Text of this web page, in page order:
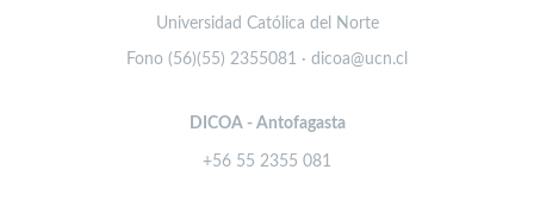
Universidad Católica del Norte
Fono (56)(55) 2355081 · dicoa@ucn.cl
DICOA - Antofagasta
+56 55 2355 081